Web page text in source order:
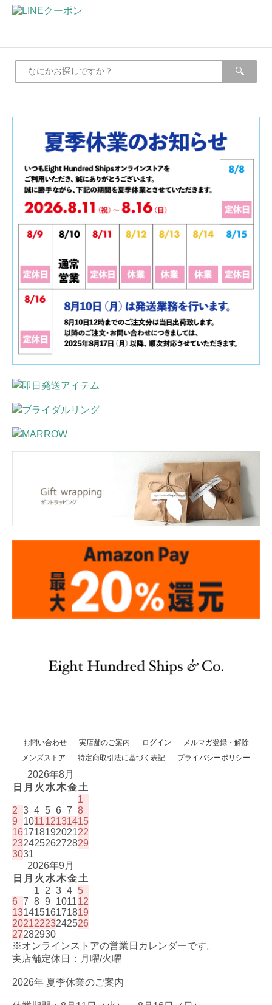
お問い合わせ 実店舗のご案内 ログイン
メルマガ登録・解除
メンズストア
特定商取引法に基づく表記 プライバシーポリシー
2026年8月
日 月 火 水木金土
1
2 3 4 5 6 7 8
9
101112131415
16171819202122
23242526272829
3031
2026年9月
日 月 火 水木金土
1
2 3 4 5
6 7 8 9 101112
13141516171819
20212223242526
27282930
※オンラインストアの営業日カレンダーです。
実店舗定休日：月曜/火曜
2026年 夏季休業のご案内